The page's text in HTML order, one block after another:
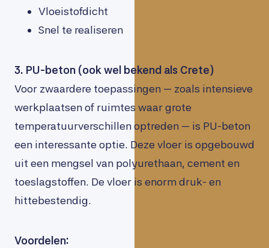
Vloeistofdicht
Snel te realiseren
3. PU-beton (ook wel bekend als Crete)
Voor zwaardere toepassingen — zoals intensieve
werkplaatsen of ruimtes waar grote
temperatuurverschillen optreden — is PU-beton
een interessante optie. Deze vloer is opgebouwd
uit een mengsel van polyurethaan, cement en
toeslagstoffen. De vloer is enorm druk- en
hittebestendig.
Voordelen: